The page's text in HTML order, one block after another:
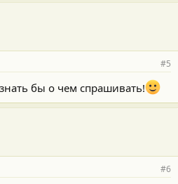
#5
бы о чем спрашивать!
#6